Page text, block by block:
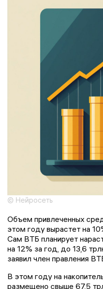
© Нейросеть
Объем привлеченных
этом году вырастет на
Сам ВТБ планирует
на 12% за год, до 13,6
заявил член правления
В этом году на
размещено свыше 67,5